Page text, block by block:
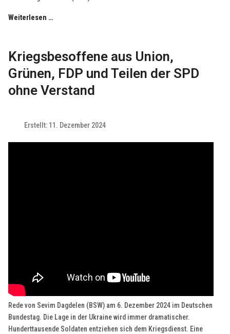
Weiterlesen …
Kriegsbesoffene aus Union,
Grünen, FDP und Teilen der SPD
ohne Verstand
Erstellt: 11. Dezember 2024
Rede von Sevim Dagdelen (BSW) am 6. Dezember 2024 im Deutschen
Bundestag. Die Lage in der Ukraine wird immer dramatischer.
Hunderttausende Soldaten entziehen sich dem Kriegsdienst. Eine